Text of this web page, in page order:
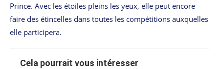
Prince. Avec les étoiles pleins les yeux, elle peut encore
faire des étincelles dans toutes les compétitions auxquelles
elle participera.
Cela pourrait vous intéresser